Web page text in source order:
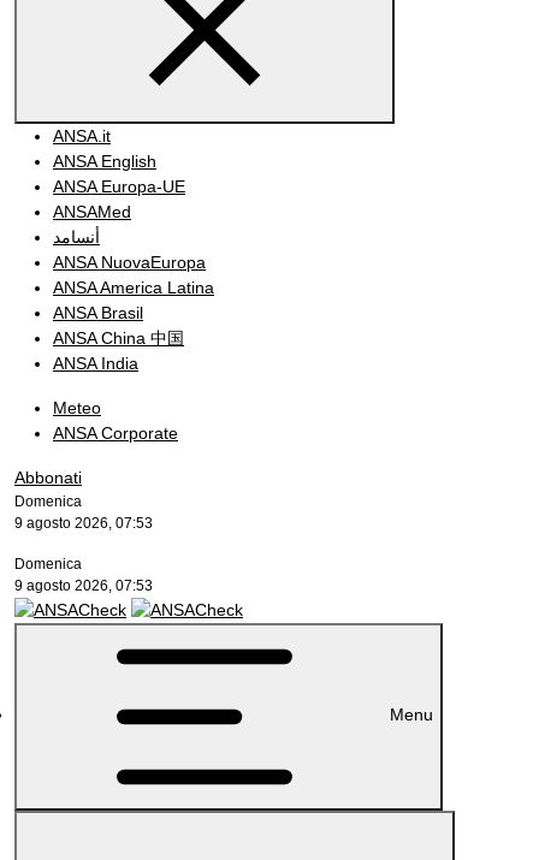
ANSA.it
ANSA English
ANSA Europa-UE
ANSAMed
أنسامد
ANSA NuovaEuropa
ANSA America Latina
ANSA Brasil
ANSA China 中国
ANSA India
Meteo
ANSA Corporate
Abbonati
Domenica
9 agosto 2026, 07:53
Domenica
9 agosto 2026, 07:53
Menu